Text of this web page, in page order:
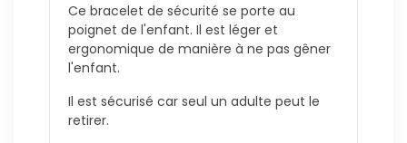
Ce bracelet de sécurité se porte au
poignet de l'enfant. Il est léger et
ergonomique de manière à ne pas gêner
l'enfant.
Il est sécurisé car seul un adulte peut le
retirer.